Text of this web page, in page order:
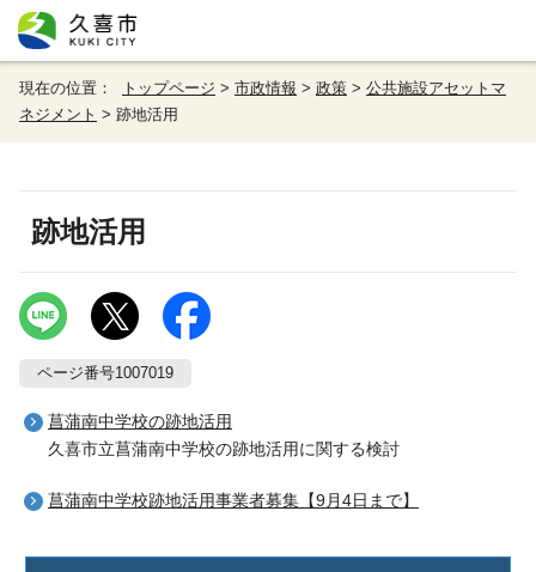
現在の位置： トップページ > 市政情報 > 政策 > 公共施設アセットマ
ネジメント > 跡地活用
跡地活用
ページ番号1007019
菖蒲南中学校の跡地活用
久喜市立菖蒲南中学校の跡地活用に関する検討
菖蒲南中学校跡地活用事業者募集【9月4日まで】